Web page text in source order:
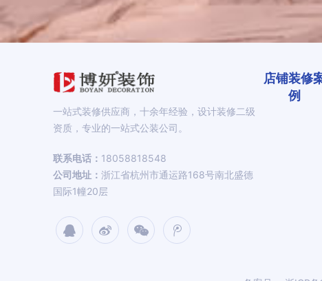
一站式装修供应商，十余年经验，设计装修二级
资质，专业的一站式公装公司。
联系电话： 18058818548
公司地址： 浙江省杭州市通运路168号南北盛德
国际1幢20层
店铺装修
例